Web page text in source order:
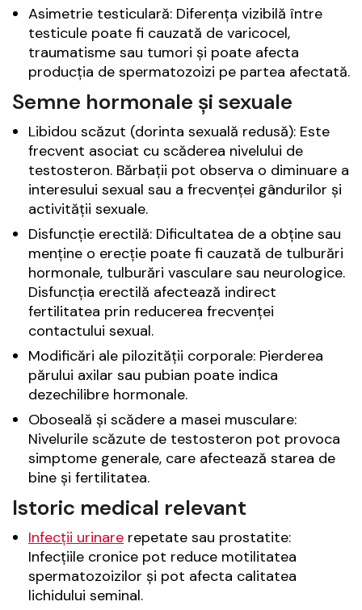
Asimetrie testiculară: Diferența vizibilă între
testicule poate fi cauzată de varicocel,
traumatisme sau tumori și poate afecta
producția de spermatozoizi pe partea afectată.
Semne hormonale și sexuale
Libidou scăzut (dorinta sexuală redusă): Este
frecvent asociat cu scăderea nivelului de
testosteron. Bărbații pot observa o diminuare a
interesului sexual sau a frecvenței gândurilor și
activității sexuale.
Disfuncție erectilă: Dificultatea de a obține sau
menține o erecție poate fi cauzată de tulburări
hormonale, tulburări vasculare sau neurologice.
Disfuncția erectilă afectează indirect
fertilitatea prin reducerea frecvenței
contactului sexual.
Modificări ale pilozității corporale: Pierderea
părului axilar sau pubian poate indica
dezechilibre hormonale.
Oboseală și scădere a masei musculare:
Nivelurile scăzute de testosteron pot provoca
simptome generale, care afectează starea de
bine și fertilitatea.
Istoric medical relevant
Infecții urinare repetate sau prostatite:
Infecțiile cronice pot reduce motilitatea
spermatozoizilor și pot afecta calitatea
lichidului seminal.